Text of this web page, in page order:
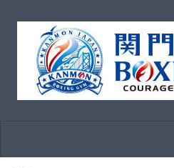
コンテンツへスキップ